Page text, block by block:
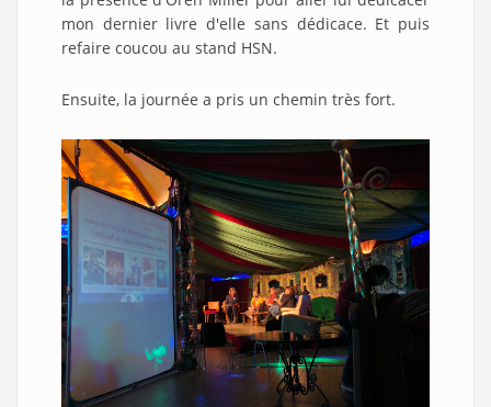
mon dernier livre d'elle sans dédicace. Et puis
refaire coucou au stand HSN.
Ensuite, la journée a pris un chemin très fort.